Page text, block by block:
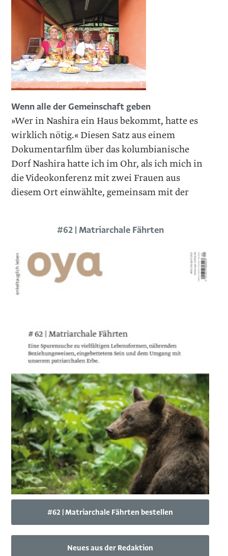
Wenn alle der Gemeinschaft geben
»Wer in Nashira ein Haus bekommt, hatte es
wirklich nötig.« Diesen Satz aus einem
Dokumentarfilm über das kolumbianische
Dorf Nashira hatte ich im Ohr, als ich mich in
die Videokonferenz mit zwei Frauen aus
diesem Ort einwählte, gemeinsam mit der
#62 | Matriarchale Fährten
#62 | Matriarchale Fährten bestellen
Neues aus der Redaktion